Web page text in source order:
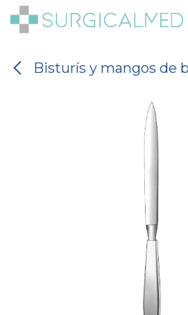
Ir al contenido
Bisturís y mangos de